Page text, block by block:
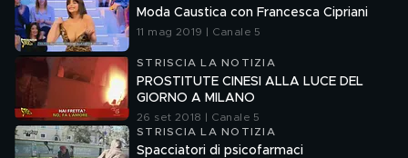
Moda Caustica con Francesca Cipriani
11 mag 2019 | Canale 5
STRISCIA LA NOTIZIA
PROSTITUTE CINESI ALLA LUCE DEL
GIORNO A MILANO
26 set 2018 | Canale 5
STRISCIA LA NOTIZIA
Spacciatori di psicofarmaci